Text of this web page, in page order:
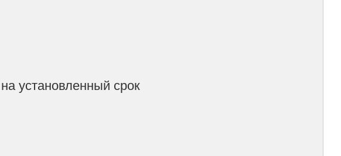
установленный срок